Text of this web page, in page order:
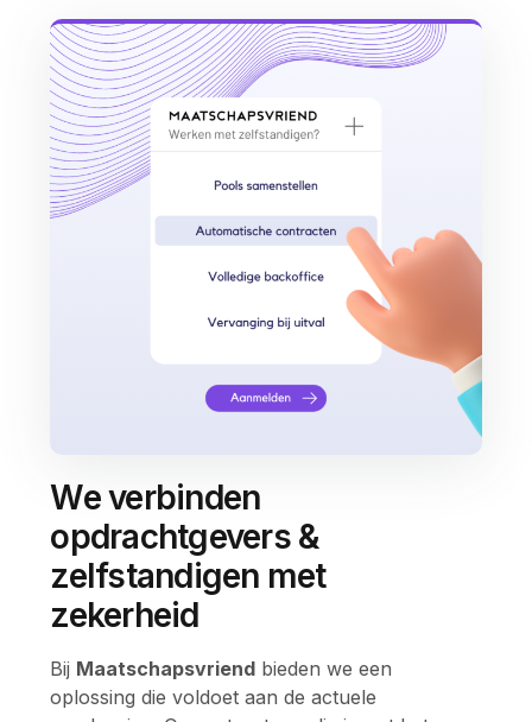
We verbinden
opdrachtgevers &
zelfstandigen met
zekerheid
Bij Maatschapsvriend bieden we een
oplossing die voldoet aan de actuele